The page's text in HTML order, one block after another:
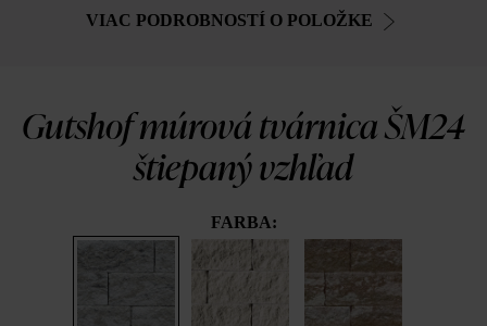
VIAC PODROBNOSTÍ O POLOŽKE
Gutshof múrová tvárnica ŠM24
štiepaný vzhľad
FARBA: